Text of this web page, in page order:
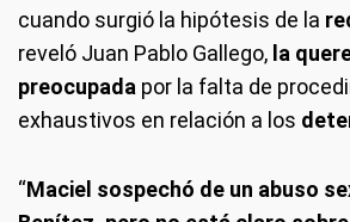
cuando surgió la hipótesis de la
reveló Juan Pablo Gallego, la
preocupada por la falta de
exhaustivos en relación a los
“Maciel sospechó de un abuso